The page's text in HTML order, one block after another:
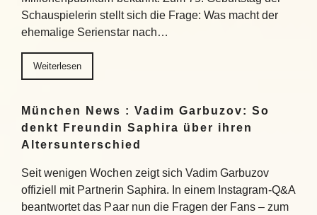
Schauspielerin stellt sich die Frage: Was macht der
ehemalige Serienstar nach…
Weiterlesen
München News : Vadim Garbuzov: So
denkt Freundin Saphira über ihren
Altersunterschied
Seit wenigen Wochen zeigt sich Vadim Garbuzov
offiziell mit Partnerin Saphira. In einem Instagram-Q&A
beantwortet das Paar nun die Fragen der Fans – zum